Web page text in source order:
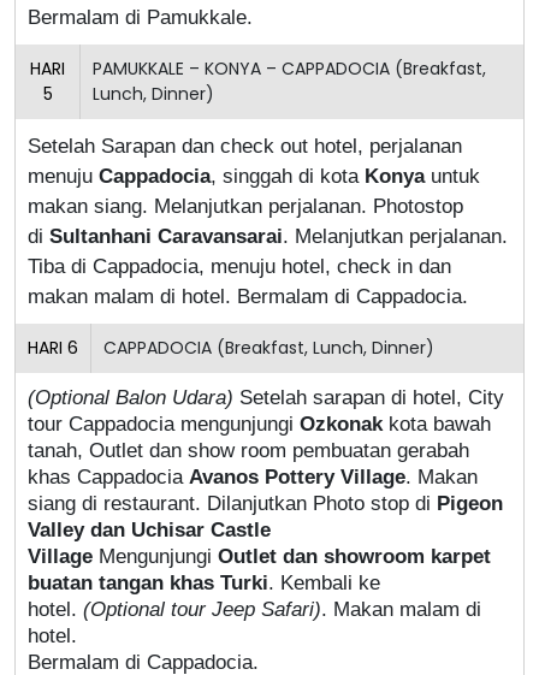
Bermalam di Pamukkale.
HARI
5
PAMUKKALE – KONYA – CAPPADOCIA (Breakfast,
Lunch, Dinner)
Setelah Sarapan dan check out hotel, perjalanan
menuju Cappadocia, singgah di kota Konyauntuk
makan siang. Melanjutkan perjalanan. Photostop
di Sultanhani Caravansarai. Melanjutkan perjalanan.
Tiba di Cappadocia, menuju hotel, check in dan
makan malam di hotel. Bermalam di Cappadocia.
HARI 6 CAPPADOCIA (Breakfast, Lunch, Dinner)
(Optional Balon Udara) Setelah sarapan di hotel, City
tour Cappadocia mengunjungi Ozkonak kota bawah
tanah, Outlet dan show room pembuatan gerabah
khas Cappadocia Avanos Pottery Village. Makan
siang di restaurant. Dilanjutkan Photo stop di Pigeon
Valley dan Uchisar Castle
Village Mengunjungi Outlet dan showroom karpet
buatan tangan khas Turki. Kembali ke
hotel. (Optional tour Jeep Safari). Makan malam di
hotel.
Bermalam di Cappadocia.